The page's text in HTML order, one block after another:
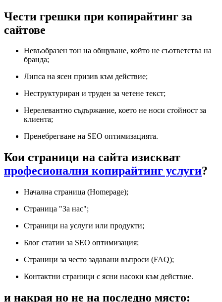
Чести грешки при копирайтинг за
сайтове
Невъобразен тон на общуване, който не съответства на
бранда;
Липса на ясен призив към действие;
Неструктуриран и труден за четене текст;
Нерелевантно съдържание, което не носи стойност за
клиента;
Пренебрегване на SEO оптимизацията.
Кои страници на сайта изискват
професионални копирайтинг услуги?
Начална страница (Homepage);
Страница "За нас";
Страници на услуги или продукти;
Блог статии за SEO оптимизация;
Страници за често задавани въпроси (FAQ);
Контактни страници с ясни насоки към действие.
и накрая но не на последно място: